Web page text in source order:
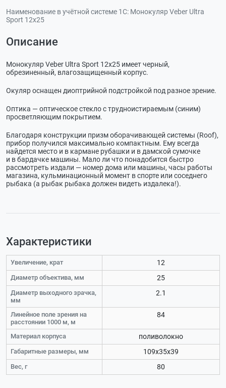
Наименование в учётной системе 1С: Монокуляр Veber Ultra
Sport 12x25
Описание
Монокуляр Veber Ultra Sport 12x25 имеет черный,
обрезиненный, влагозащищенный корпус.
Окуляр оснащен диоптрийной подстройкой под разное зрение.
Оптика — оптическое стекло с трудноистираемым (синим)
просветляющим покрытием.
Благодаря конструкции призм оборачивающей системы (Roof),
прибор получился максимально компактным. Ему всегда
найдется место и в кармане рубашки и в дамской сумочке
и в бардачке машины. Мало ли что понадобится быстро
рассмотреть издали — номер дома или машины, часы работы
магазина, кульминационный момент в спорте или соседнего
рыбака (а рыбак рыбака должен видеть издалека!).
Характеристики
Увеличение, крат 12
Диаметр объектива, мм 25
Диаметр выходного зрачка,
мм
2.1
Линейное поле зрения на
расстоянии 1000 м, м
84
Материал корпуса поливолокно
Габаритные размеры, мм 109x35x39
Вес, г 80